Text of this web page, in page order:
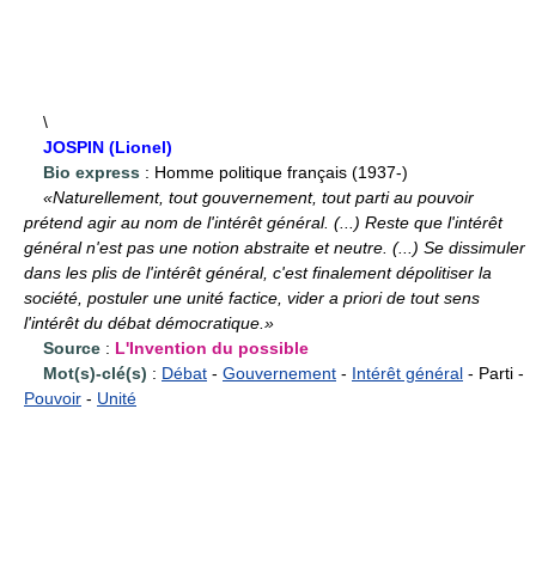
\
JOSPIN (Lionel)
Bio express : Homme politique français (1937-)
«Naturellement, tout gouvernement, tout parti au pouvoir
prétend agir au nom de l'intérêt général. (...) Reste que l'intérêt
général n'est pas une notion abstraite et neutre. (...) Se dissimuler
dans les plis de l'intérêt général, c'est finalement dépolitiser la
société, postuler une unité factice, vider a priori de tout sens
l'intérêt du débat démocratique.»
Source : L'Invention du possible
Mot(s)-clé(s) : Débat - Gouvernement - Intérêt général - Parti -
Pouvoir - Unité